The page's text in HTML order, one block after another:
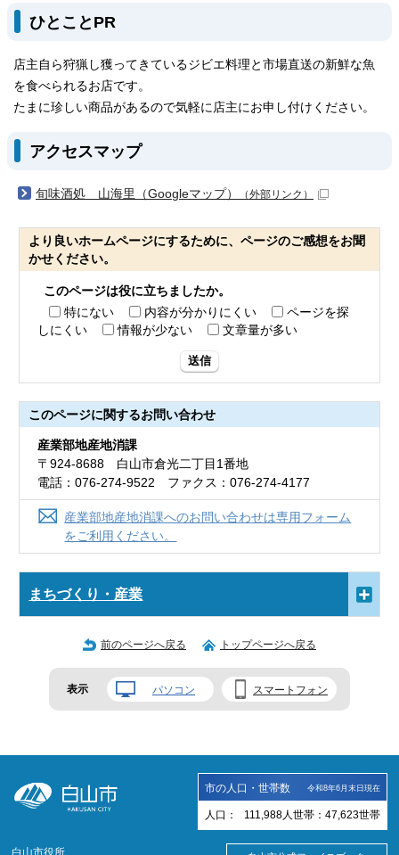
ひとことPR
店主自ら狩猟し獲ってきているジビエ料理と市場直送の新鮮な魚
を食べられるお店です。
たまに珍しい商品があるので気軽に店主にお申し付けください。
アクセスマップ
旬味酒処 山海里（Googleマップ） （外部リンク）
より良いホームページにするために、ページのご感想をお聞
かせください。
このページは役に立ちましたか。
特にない
内容が分かりにくい
ページを探
しにくい
情報が少ない 文章量が多い
送信
このページに関するお問い合わせ
産業部地産地消課
〒924-8688 白山市倉光二丁目1番地
電話：076-274-9522 ファクス：076-274-4177
産業部地産地消課へのお問い合わせは専用フォーム
をご利用ください。
まちづくり・産業
前のページへ戻る トップページへ戻る
表示 パソコン スマートフォン
市の人口・世帯数 令和8年6月末日現在
人口： 111,988 人 世帯： 47,623世帯
白山市役所